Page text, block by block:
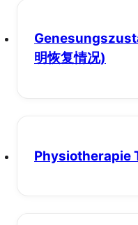
明恢复情况)
Physiotherapie